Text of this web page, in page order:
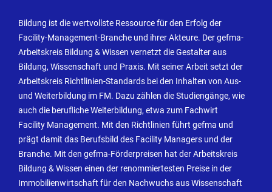
Bildung ist die wertvollste Ressource für den Erfolg der
Facility-Management-Branche und ihrer Akteure. Der gefma-
Arbeitskreis Bildung & Wissen vernetzt die Gestalter aus
Bildung, Wissenschaft und Praxis. Mit seiner Arbeit setzt der
Arbeitskreis Richtlinien-Standards bei den Inhalten von Aus-
und Weiterbildung im FM. Dazu zählen die Studiengänge, wie
auch die berufliche Weiterbildung, etwa zum Fachwirt
Facility Management. Mit den Richtlinien führt gefma und
prägt damit das Berufsbild des Facility Managers und der
Branche. Mit den gefma-Förderpreisen hat der Arbeitskreis
Bildung & Wissen einen der renommiertesten Preise in der
Immobilienwirtschaft für den Nachwuchs aus Wissenschaft